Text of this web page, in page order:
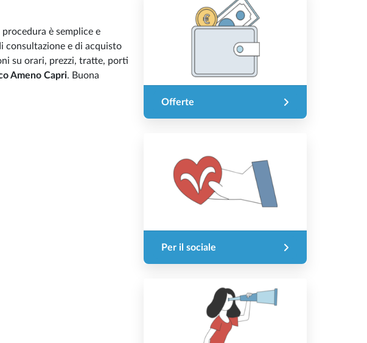
procedura è semplice e
consultazione e di acquisto
su orari, prezzi, tratte, porti
Ameno Capri. Buona
Offerte
Per il sociale